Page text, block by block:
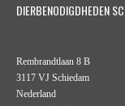
DIERBENODIGDHEDEN
Rembrandtlaan 8 B
3117 VJ Schiedam
Nederland